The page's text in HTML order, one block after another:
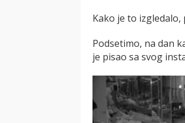
Kako je to izgledalo,
Podsetimo, na dan
je pisao sa svog